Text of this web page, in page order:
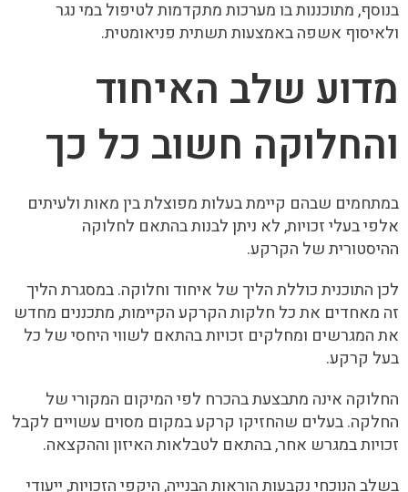
בנוסף, מתוכננות בו מערכות מתקדמות לטיפול במי נגר
ולאיסוף אשפה באמצעות תשתית פניאומטית.
מדוע שלב האיחוד
והחלוקה חשוב כל כך
במתחמים שבהם קיימת בעלות מפוצלת בין מאות ולעיתים
אלפי בעלי זכויות, לא ניתן לבנות בהתאם לחלוקה
ההיסטורית של הקרקע.
לכן התוכנית כוללת הליך של איחוד וחלוקה. במסגרת הליך
זה מאחדים את כל חלקות הקרקע הקיימות, מתכננים מחדש
את המגרשים ומחלקים זכויות בהתאם לשווי היחסי של כל
בעל קרקע.
החלוקה אינה מתבצעת בהכרח לפי המיקום המקורי של
החלקה. בעלים שהחזיקו קרקע במקום מסוים עשויים לקבל
זכויות במגרש אחר, בהתאם לטבלאות האיזון וההקצאה.
בשלב הנוכחי נקבעות הוראות הבנייה, היקפי הזכויות, ייעודי